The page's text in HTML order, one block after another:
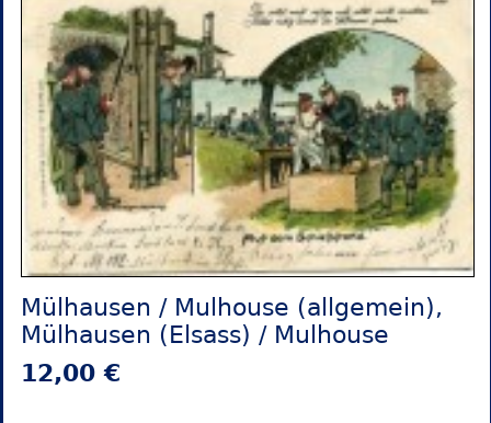
Mülhausen / Mulhouse (allgemein),
Mülhausen (Elsass) / Mulhouse
12,00 €